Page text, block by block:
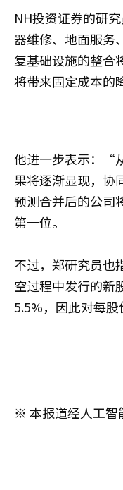
NH投资证券的研
器维修、地面服务
复基础设施的整
将带来固定成本的
他进一步表示：“
果将逐渐显现，
预测合并后的公司
第一位。
不过，郑研究员也
空过程中发行的新
5.5%，因此对每
※ 本报道经人工智